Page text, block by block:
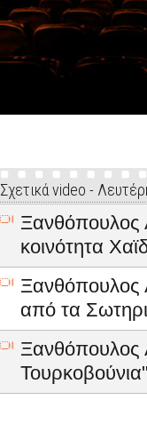
Σχετικά video -
Ξανθόπουλος
κοινότητα
Ξανθόπουλος
από τα
Ξανθόπουλος